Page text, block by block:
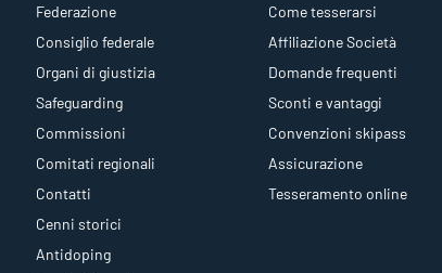
Federazione
Consiglio federale
Organi di giustizia
Safeguarding
Commissioni
Comitati regionali
Contatti
Cenni storici
Antidoping
Come tesserarsi
Affiliazione Società
Domande frequenti
Sconti e vantaggi
Convenzioni skipass
Assicurazione
Tesseramento online